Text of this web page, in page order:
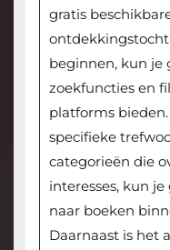
gratis
beginnen, kun je
zoekfuncties en
platforms
specifieke
categorieën die
interesses, kun
naar boeken
Daarnaast is het